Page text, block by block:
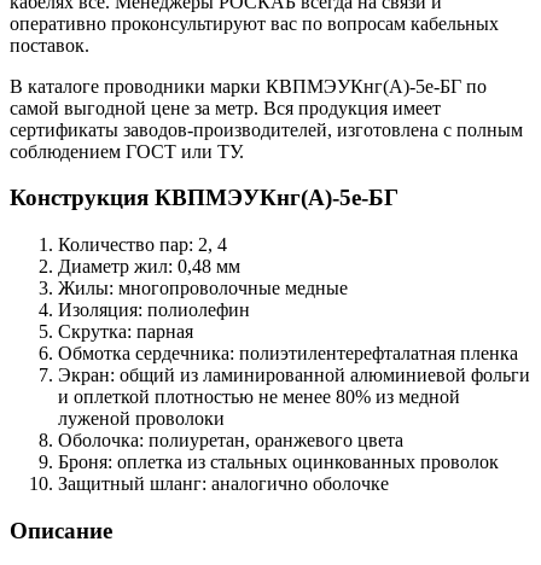
оперативно проконсультируют вас по вопросам кабельных
поставок.
В каталоге проводники марки КВПМЭУКнг(А)-5е-БГ по
самой выгодной цене за метр. Вся продукция имеет
сертификаты заводов-производителей, изготовлена с полным
соблюдением ГОСТ или ТУ.
Конструкция КВПМЭУКнг(А)-5е-БГ
Количество пар: 2, 4
Диаметр жил: 0,48 мм
Жилы: многопроволочные медные
Изоляция: полиолефин
Скрутка: парная
Обмотка сердечника: полиэтилентерефталатная пленка
Экран: общий из ламинированной алюминиевой фольги
и оплеткой плотностью не менее 80% из медной
луженой проволоки
Оболочка: полиуретан, оранжевого цвета
Броня: оплетка из стальных оцинкованных проволок
Защитный шланг: аналогично оболочке
Описание